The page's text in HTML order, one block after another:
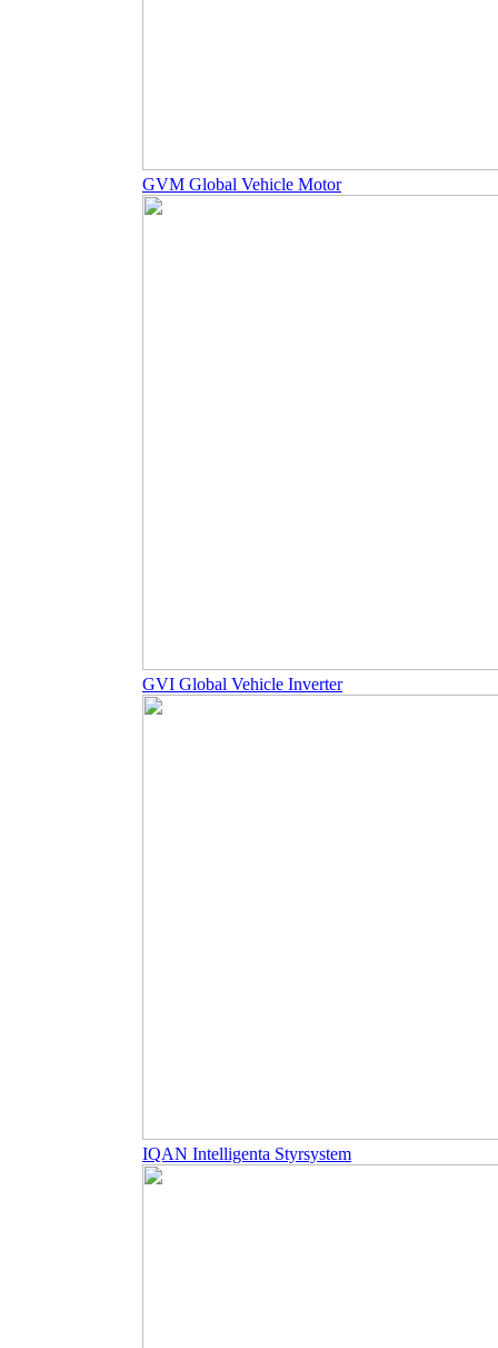
GVM Global Vehicle Motor
GVI Global Vehicle Inverter
IQAN Intelligenta Styrsystem